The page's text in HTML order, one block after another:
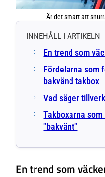
Är det smart att
INNEHÅLL I ARTIKELN
En trend som
Fördelarna som
bakvänd takbox
Vad säger
Takboxarna
"bakvänt"
En trend som